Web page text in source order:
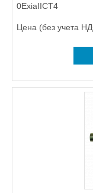
0ExiaIICT4
Цена (без учета